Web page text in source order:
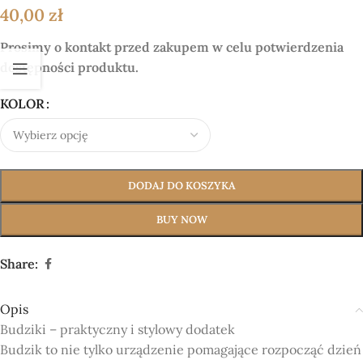
40,00 zł
Prosimy o kontakt przed zakupem w celu potwierdzenia
dostępności produktu.
KOLOR
DODAJ DO KOSZYKA
BUY NOW
Share:
Opis
Budziki – praktyczny i stylowy dodatek
Budzik to nie tylko urządzenie pomagające rozpocząć dzień